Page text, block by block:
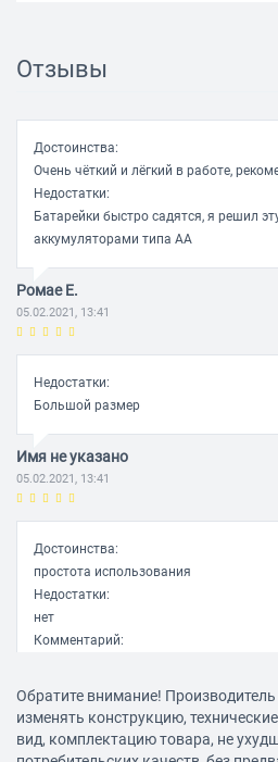
Отзывы
Достоинства:
Очень чёткий и лёгкий в работе,
Недостатки:
Батарейки быстро садятся, я решил
аккумуляторами типа АА
Ромае Е.
05.02.2021, 13:41
Недостатки:
Большой размер
Имя не указано
05.02.2021, 13:41
Достоинства:
простота использования
Недостатки:
нет
Комментарий:
Владимир М.
05.02.2021, 13:41
Обратите внимание!
изменять конструкцию,
вид, комплектацию товара, не